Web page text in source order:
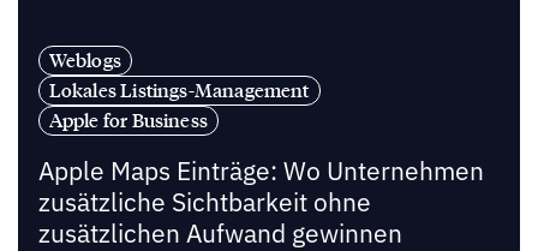
Weblogs
Lokales Listings-Management
Apple for Business
Apple Maps Einträge: Wo Unternehmen
zusätzliche Sichtbarkeit ohne
zusätzlichen Aufwand gewinnen